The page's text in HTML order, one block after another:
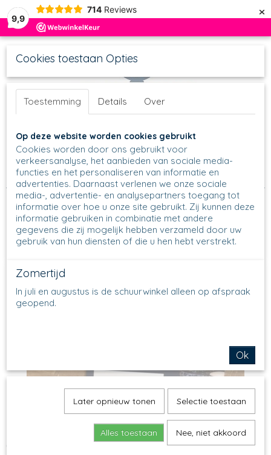
9,9
714 Reviews ×
Geen producten
Home>Diversen >Cadeaubonnen> Cadeaubon 25 Euro
Cadeaubon 25 Euro
Cookies toestaan Opties
Toestemming Details Over
Op deze website worden cookies gebruikt
Cookies worden door ons gebruikt voor
verkeersanalyse, het aanbieden van sociale media-
functies en het personaliseren van informatie en
advertenties. Daarnaast verlenen we onze sociale
media-, advertentie- en analysepartners toegang tot
informatie over hoe u onze site gebruikt. Zij kunnen deze
informatie gebruiken in combinatie met andere
gegevens die zij mogelijk hebben verzameld door uw
gebruik van hun diensten of die u hen hebt verstrekt.
Zomertijd
In juli en augustus is de schuurwinkel alleen op afspraak
geopend.
Ok
Later opnieuw tonen Selectie toestaan
Alles toestaan Nee, niet akkoord